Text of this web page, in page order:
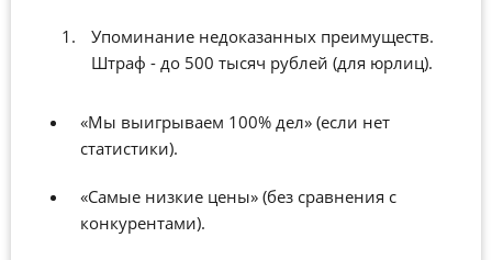
Упоминание недоказанных преимуществ.
Штраф - до 500 тысяч рублей (для юрлиц).
«Мы выигрываем 100% дел» (если нет
статистики).
«Самые низкие цены» (без сравнения с
конкурентами).